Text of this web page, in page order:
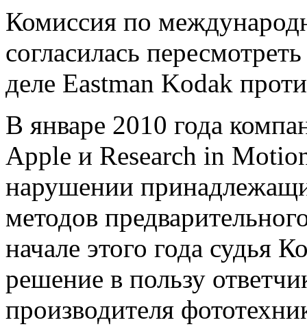
Комиссия по
согласилась
деле Eastman Kodak
В январе 2010 года
Apple и Research in
нарушении
методов
начале этого года судья
решение в пользу
производителя